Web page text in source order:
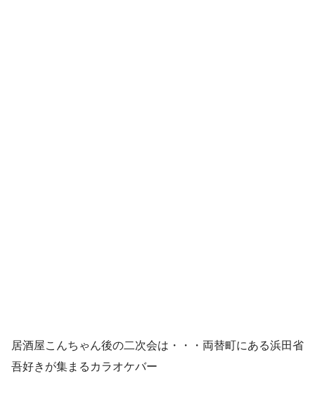
居酒屋こんちゃん後の二次会は・・・両替町にある浜田省
吾好きが集まるカラオケバー